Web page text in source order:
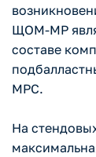
ЩОМ-МР
составе
МРС.
На